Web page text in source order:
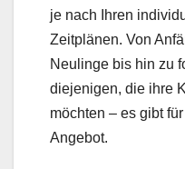
je nach Ihren
Zeitplänen. Von
Neulinge bis hin zu
diejenigen, die ihre
möchten – es gibt
Angebot.